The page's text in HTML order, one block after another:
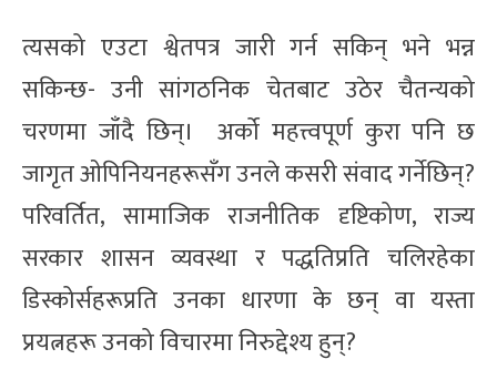
त्यसको एउटा श्वेतपत्र जारी गर्न सकिन् भने भन्न
सकिन्छ- उनी सांगठनिक चेतबाट उठेर चैतन्यको
चरणमा जाँदै छिन्। अर्को महत्त्वपूर्ण कुरा पनि छ
जागृत ओपिनियनहरूसँग उनले कसरी स‌ंवाद गर्नेछिन्?
परिवर्तित, सामाजिक राजनीतिक दृष्टिकोण, राज्य
सरकार शासन व्यवस्था र पद्धतिप्रति चलिरहेका
डिस्कोर्सहरूप्रति उनका धारणा के छन् वा यस्ता
प्रयत्नहरू उनको विचारमा निरुद्देश्य हुन्?